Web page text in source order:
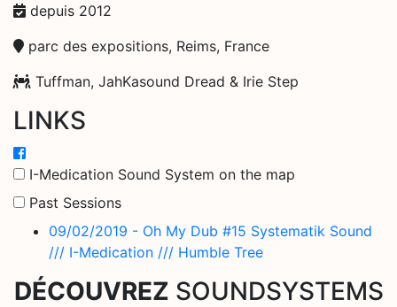
depuis 2012
parc des expositions, Reims, France
Tuffman, JahKasound Dread & Irie Step
LINKS
I-Medication Sound System on the map
Past Sessions
09/02/2019 - Oh My Dub #15 Systematik Sound
/// I-Medication /// Humble Tree
DÉCOUVREZ SOUNDSYSTEMS